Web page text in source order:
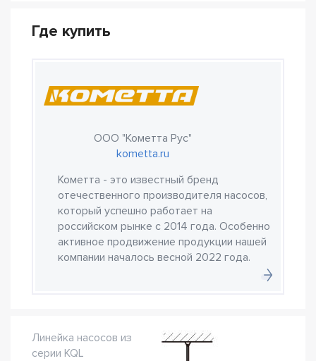
Где купить
ООО "Кометта Рус"
kometta.ru
Кометта - это известный бренд
отечественного производителя насосов,
который успешно работает на
российском рынке с 2014 года. Особенно
активное продвижение продукции нашей
компании началось весной 2022 года.
Линейка насосов из
серии KQL